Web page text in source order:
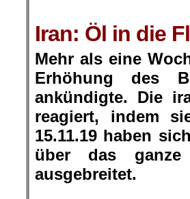
Iran: Öl in die
Mehr als eine
Erhöhung des
ankündigte. Die
reagiert, indem
15.11.19 haben
über das
ausgebreitet.